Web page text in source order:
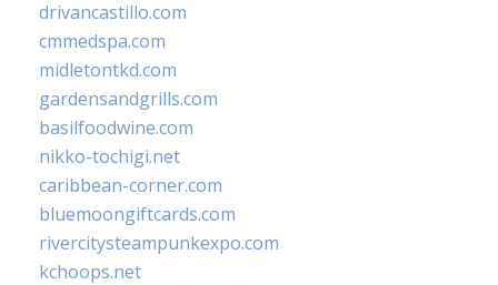
drivancastillo.com
cmmedspa.com
midletontkd.com
gardensandgrills.com
basilfoodwine.com
nikko-tochigi.net
caribbean-corner.com
bluemoongiftcards.com
rivercitysteampunkexpo.com
kchoops.net